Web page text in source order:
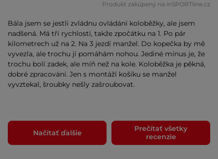
Produkt zakúpený na inSPORTline.cz
Bála jsem se jestli zvládnu ovládání koloběžky, ale jsem
nadšená. Má tři rychlosti, takže zpočátku na 1. Po pár
kilometrech už na 2. Na 3 jezdí manžel. Do kopečka by mě
vyvezla, ale trochu jí pomáhám nohou. Jediné mínus je, že
trochu bolí zadek, ale míň než na kole. Koloběžka je pěkná,
dobré zpracování. Jen s montáží košíku se manžel
vyvztekal, šroubky nešly zašroubovat.
Načítať ďalšie
Prečítať všetky
recenzie